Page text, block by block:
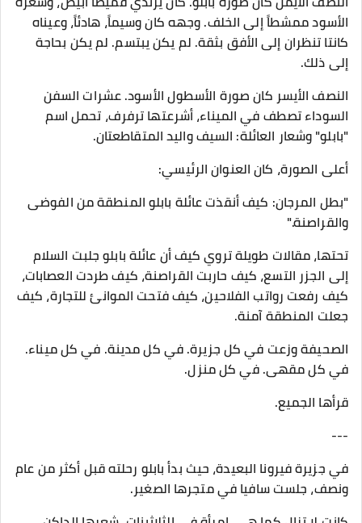
الأسود ممشطاً إلى الخلف. وجهه كان وسيماً، هادئاً، وعيناه
كانتا تنظران إلى الأفق بثقة. لم يكن يبتسم. لم يكن بحاجة
إلى ذلك.
النصف الأيسر كان صورة الأسطول الأسود. عشرات السفن
السوداء تصطف في الميناء، أشرعتها ترفرف، تحمل اسم
"بابلو" وشعار العائلة: السيف واليد المتقاطعتان.
أعلى الصورة، كان العنوان الرئيسي:
"بطل المرجان: كيف أنقذت عائلة بابلو المنطقة من الفوضى
والقراصنة."
تحتها، مقالات طويلة تروي كيف أن عائلة بابلو جلبت السلام
إلى الجزر التسع، كيف حاربت القراصنة، كيف طردت العصابات،
كيف رفعت رواتب الفلاحين، كيف فتحت الموانئ للتجارة، كيف
جعلت المنطقة آمنة.
الصحيفة وزعت في كل جزيرة. في كل مدينة. في كل ميناء.
في كل مقهى. في كل منزل.
قرأها الجميع.
---
في جزيرة فيرونا البعيدة، حيث بدأ بابلو رحلته قبل أكثر من عام
ونصف، جلست سافيا في متجرها الصغير.